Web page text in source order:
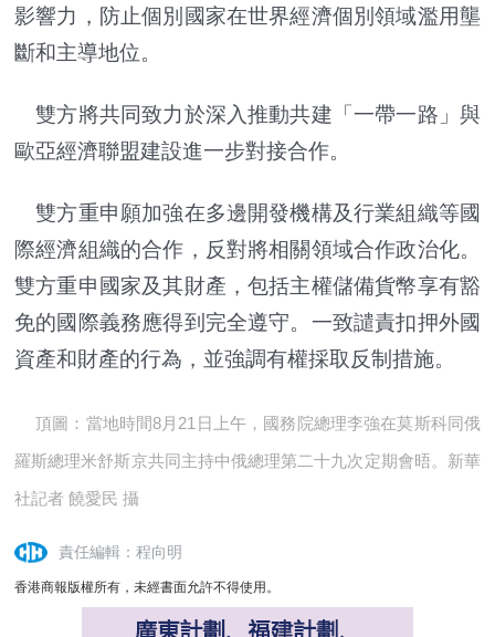
影響力，防止個別國家在世界經濟個別領域濫用壟
斷和主導地位。
雙方將共同致力於深入推動共建「一帶一路」與
歐亞經濟聯盟建設進一步對接合作。
雙方重申願加強在多邊開發機構及行業組織等國
際經濟組織的合作，反對將相關領域合作政治化。
雙方重申國家及其財產，包括主權儲備貨幣享有豁
免的國際義務應得到完全遵守。一致譴責扣押外國
資產和財產的行為，並強調有權採取反制措施。
頂圖：當地時間8月21日上午，國務院總理李強在莫斯科同俄
羅斯總理米舒斯京共同主持中俄總理第二十九次定期會晤。新華
社記者 饒愛民 攝
責任編輯：程向明
香港商報版權所有，未經書面允許不得使用。